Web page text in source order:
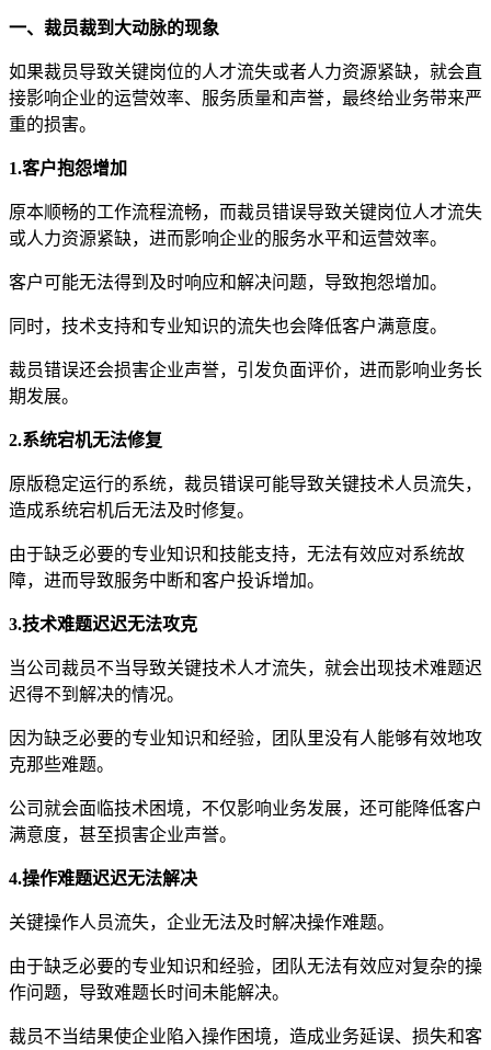
一、裁员裁到大动脉的现象
如果裁员导致关键岗位的人才流失或者人力资源紧缺，就会直
接影响企业的运营效率、服务质量和声誉，最终给业务带来严
重的损害。
1.客户抱怨增加
原本顺畅的工作流程流畅，而裁员错误导致关键岗位人才流失
或人力资源紧缺，进而影响企业的服务水平和运营效率。
客户可能无法得到及时响应和解决问题，导致抱怨增加。
同时，技术支持和专业知识的流失也会降低客户满意度。
裁员错误还会损害企业声誉，引发负面评价，进而影响业务长
期发展。
2.系统宕机无法修复
原版稳定运行的系统，裁员错误可能导致关键技术人员流失，
造成系统宕机后无法及时修复。
由于缺乏必要的专业知识和技能支持，无法有效应对系统故
障，进而导致服务中断和客户投诉增加。
3.技术难题迟迟无法攻克
当公司裁员不当导致关键技术人才流失，就会出现技术难题迟
迟得不到解决的情况。
因为缺乏必要的专业知识和经验，团队里没有人能够有效地攻
克那些难题。
公司就会面临技术困境，不仅影响业务发展，还可能降低客户
满意度，甚至损害企业声誉。
4.操作难题迟迟无法解决
关键操作人员流失，企业无法及时解决操作难题。
由于缺乏必要的专业知识和经验，团队无法有效应对复杂的操
作问题，导致难题长时间未能解决。
裁员不当结果使企业陷入操作困境，造成业务延误、损失和客